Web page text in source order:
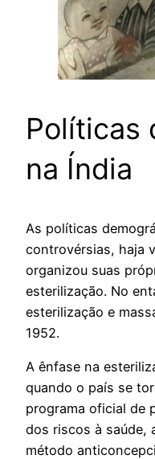
Políticas
na Índia
As políticas
controvérsias, haja
organizou suas
esterilização. No
esterilização e
1952.
A ênfase na
quando o país se
programa oficial de
dos riscos à saúde,
método